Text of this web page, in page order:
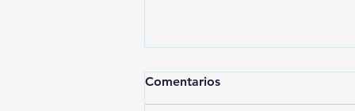
Comentarios